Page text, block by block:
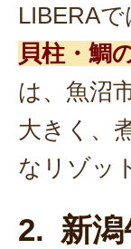
LIBERAで
貝柱・鯛
は、魚沼
大きく、
なリゾッ
2. 新潟